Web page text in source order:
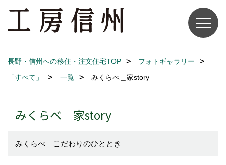
長野・信州への移住・注文住宅TOP
フォトギャラリー
「すべて」
一覧 みくらべ＿家story
みくらべ＿家story
みくらべ＿こだわりのひととき